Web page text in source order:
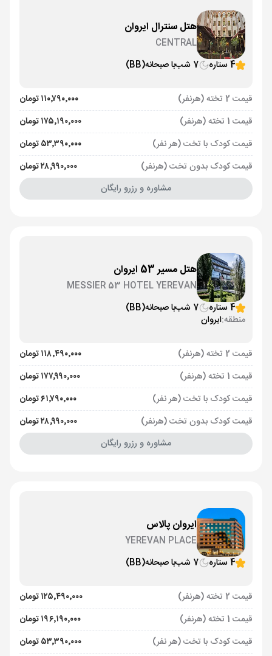
هتل سنترال ایروان
CENTRAL
4 ستاره
7 شب با صبحانه(BB)
قیمت 2 تخته (هرنفر)
۱۱۰٬۷۹۰٬۰۰۰ تومان
قیمت 1 تخته (هرنفر)
۱۷۵٬۱۹۰٬۰۰۰ تومان
قیمت کودک با تخت (هر نفر)
۵۳٬۳۹۰٬۰۰۰ تومان
قیمت کودک بدون تخت (هرنفر)
۲۸٬۹۹۰٬۰۰۰ تومان
مشاوره و رزرو رایگان
هتل مسیر 53 ایروان
MESSIER 53 HOTEL YEREVAN
4 ستاره
7 شب با صبحانه(BB)
منطقه:ایروان
قیمت 2 تخته (هرنفر)
۱۱۸٬۴۹۰٬۰۰۰ تومان
قیمت 1 تخته (هرنفر)
۱۷۷٬۹۹۰٬۰۰۰ تومان
قیمت کودک با تخت (هر نفر)
۶۱٬۷۹۰٬۰۰۰ تومان
قیمت کودک بدون تخت (هرنفر)
۲۸٬۹۹۰٬۰۰۰ تومان
مشاوره و رزرو رایگان
ایروان پالاس
YEREVAN PLACE
4 ستاره
7 شب با صبحانه(BB)
قیمت 2 تخته (هرنفر)
۱۲۵٬۴۹۰٬۰۰۰ تومان
قیمت 1 تخته (هرنفر)
۱۹۶٬۱۹۰٬۰۰۰ تومان
قیمت کودک با تخت (هر نفر)
۵۳٬۳۹۰٬۰۰۰ تومان